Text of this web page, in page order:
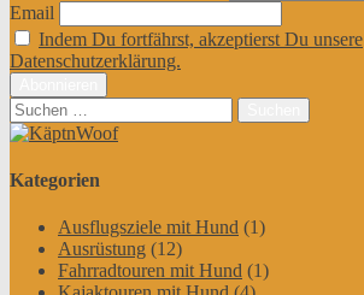
Email
Indem Du fortfährst, akzeptierst Du unsere
Datenschutzerklärung.
Suchen
nach:
Kategorien
Ausflugsziele mit Hund (1)
Ausrüstung (12)
Fahrradtouren mit Hund (1)